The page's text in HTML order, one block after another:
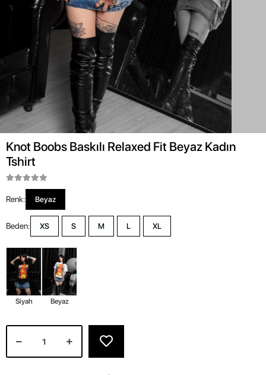
Knot Boobs Baskılı Relaxed Fit Beyaz Kadın
Tshirt
Renk: Beyaz
Beden: XS S M L XL
Siyah Beyaz